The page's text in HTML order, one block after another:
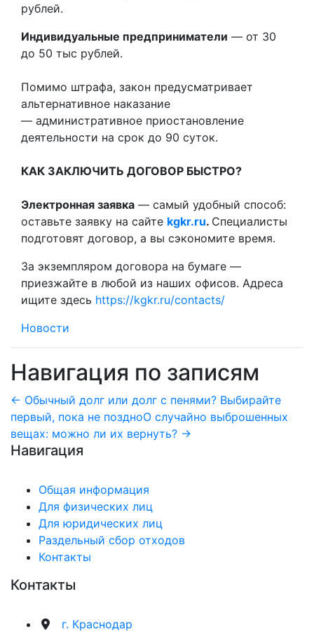
рублей.
Индивидуальные предприниматели — от 30
до 50 тыс рублей.
Помимо штрафа, закон предусматривает
альтернативное наказание
— административное приостановление
деятельности на срок до 90 суток.
КАК ЗАКЛЮЧИТЬ ДОГОВОР БЫСТРО?
Электронная заявка — самый удобный способ:
оставьте заявку на сайте kgkr.ru. Специалисты
подготовят договор, а вы сэкономите время.
За экземпляром договора на бумаге —
приезжайте в любой из наших офисов. Адреса
ищите здесь https://kgkr.ru/contacts/
Новости
Навигация по записям
← Обычный долг или долг с пенями? Выбирайте
первый, пока не поздноО случайно выброшенных
вещах: можно ли их вернуть? →
Навигация
Общая информация
Для физических лиц
Для юридических лиц
Раздельный сбор отходов
Контакты
Контакты
г. Краснодар